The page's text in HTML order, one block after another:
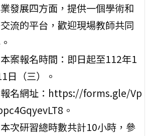
發展四方面，提供一個學術和
流的平台，歡迎現場教師共同
案報名時間：即日起至112年1
日（三）。
名網址：https://forms.gle/Vp
。
次研習總時數共計10小時，參